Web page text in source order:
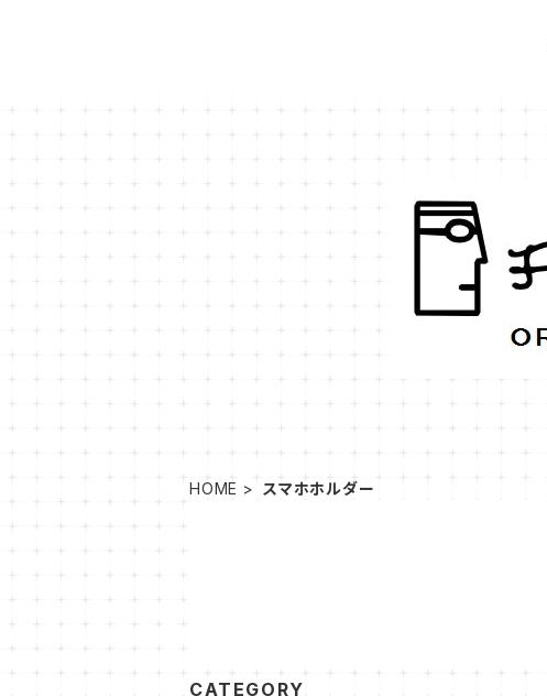
HOME スマホホルダー
CATEGORY